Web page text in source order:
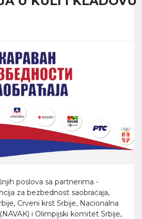
poslova sa partnerima -
za bezbednost saobraćaja,
Crveni krst Srbije, Nacionalna
i Olimpijski komitet Srbije,